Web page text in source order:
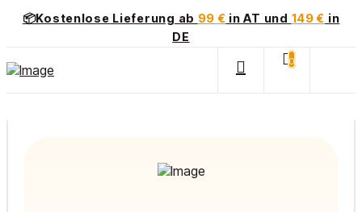
📦Kostenlose Lieferung ab 99 € in AT und 149 € in
DE
0